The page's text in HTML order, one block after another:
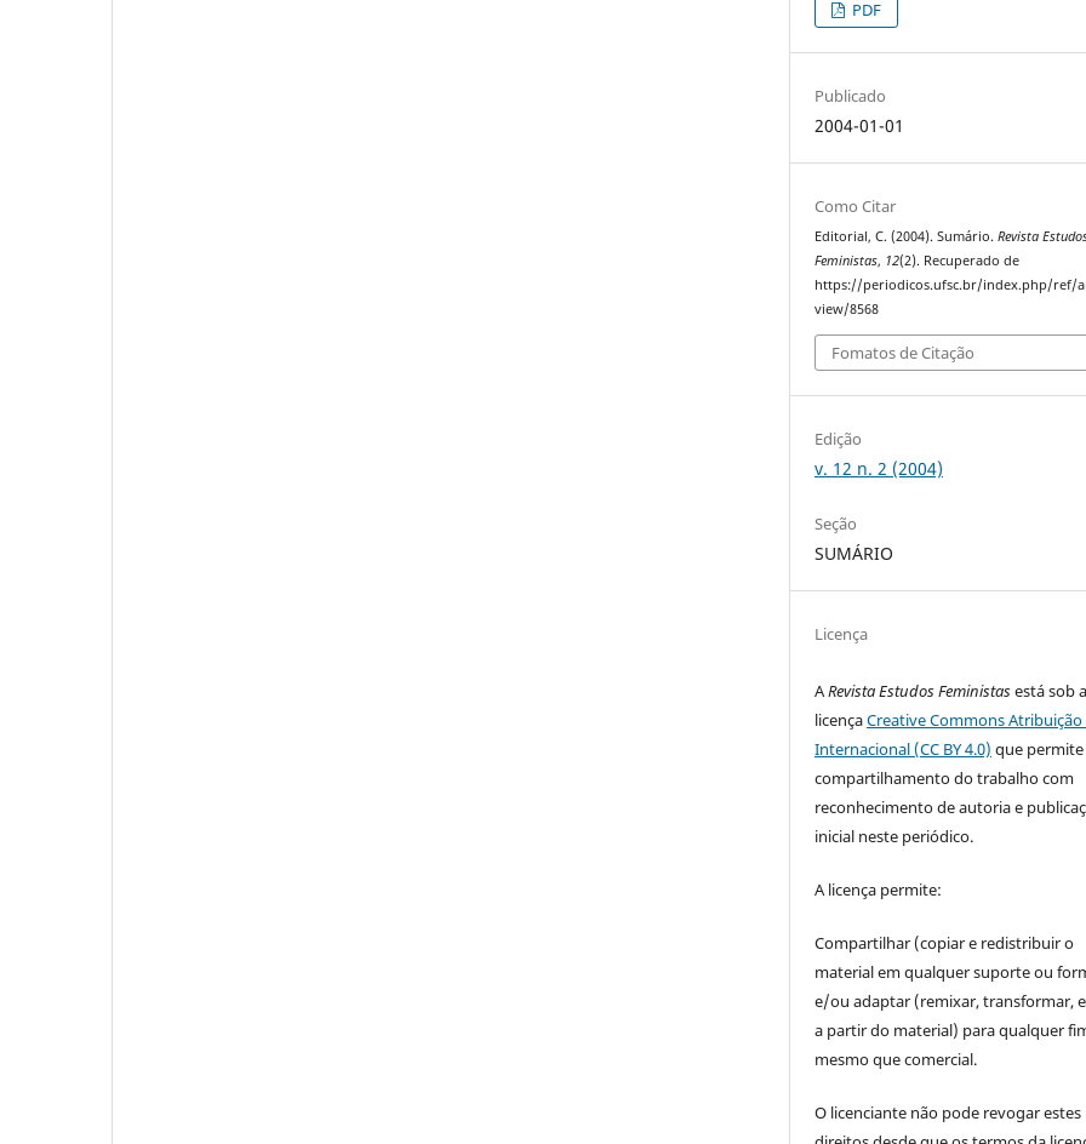
PDF
Publicado
2004-01-01
Como Citar
Editorial, C. (2004). Sumário.Revista
Feministas, 12(2). Recuperado de
https://periodicos.ufsc.br/index.php/ref/
view/8568
Fomatos de Citação
Edição
v. 12 n. 2 (2004)
Seção
SUMÁRIO
Licença
ARevista Estudos Feministasestá sob a
licençaCreative Commons Atribuição
Internacional (CC BY 4.0) que
compartilhamento do trabalho com
reconhecimento de autoria e
inicial neste periódico.
A licença permite:
Compartilhar (copiar e redistribuir o
material em qualquer suporte ou
e/ou adaptar (remixar, transformar,
a partir do material) para qualquer
mesmo que comercial.
O licenciante não pode revogar estes